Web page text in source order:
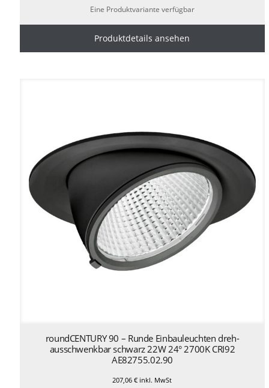
Eine Produktvariante verfügbar
Produktdetails ansehen
roundCENTURY 90 – Runde Einbauleuchten dreh-
ausschwenkbar schwarz 22W 24° 2700K CRI92
AE82755.02.90
207,06€ inkl. MwSt